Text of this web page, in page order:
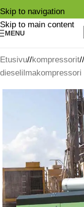
Skip to navigation
Skip to main content
MENU
Etusivu/ kompressorit/
dieselilmakompressori